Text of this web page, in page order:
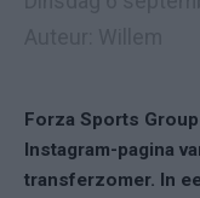
Forza Sports
Instagram-pagina
transferzomer. In